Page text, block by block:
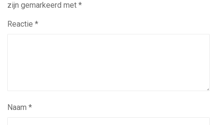
zijn gemarkeerd met *
Reactie *
Naam *